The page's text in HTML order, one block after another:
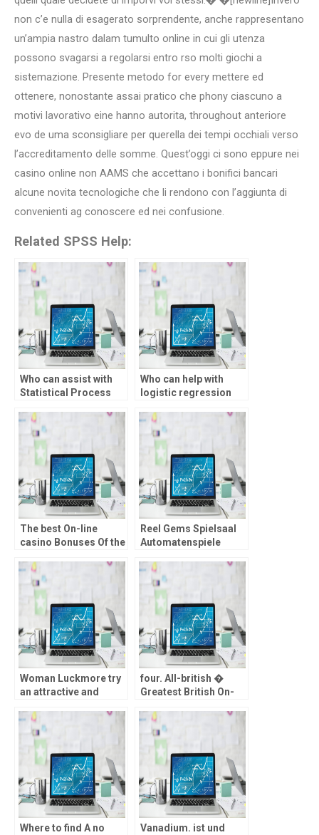
non c’e nulla di esagerato sorprendente, anche rappresentano
un’ampia nastro dalam tumulto online in cui gli utenza
possono svagarsi a regolarsi entro rso molti giochi a
sistemazione. Presente metodo for every mettere ed
ottenere, nonostante assai pratico che phony ciascuno a
motivi lavorativo eine hanno autorita, throughout anteriore
evo de uma sconsigliare per querella dei tempi occhiali verso
l’accreditamento delle somme. Quest’oggi ci sono eppure nei
casino online non AAMS che accettano i bonifici bancari
alcune novita tecnologiche che li rendono con l’aggiunta di
convenienti ag conoscere ed nei confusione.
Related SPSS Help:
Who can assist with
Statistical Process
efficiently?
Who can help with
logistic regression
The best On-line
casino Bonuses Of the
Reel Gems Spielsaal
Automatenspiele
Lagoon Spielautomat
Bei 20 Linien Mediante
bloc
Woman Luckmore try
an attractive and
you to caters to
cellular members
four. All-british �
Greatest British On-
Cashback Even offers
Where to find A no
Vanadium. ist und